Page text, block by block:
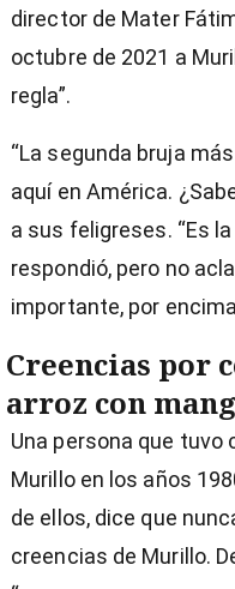
director de Mater
octubre de 2021 a
regla”.
“La segunda bruja
aquí en América.
a sus feligreses. “Es
respondió, pero no
importante, por
Creencias por
arroz con
Una persona que tuvo
Murillo en los años
de ellos, dice que
creencias de Murillo.